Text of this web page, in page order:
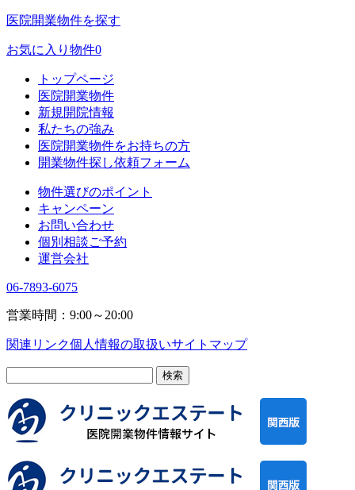
医院開業物件を探す
お気に入り物件0
トップページ
医院開業物件
新規開院情報
私たちの強み
医院開業物件をお持ちの方
開業物件探し依頼フォーム
物件選びのポイント
キャンペーン
お問い合わせ
個別相談ご予約
運営会社
06-7893-6075
営業時間：9:00～20:00
関連リンク個人情報の取扱いサイトマップ